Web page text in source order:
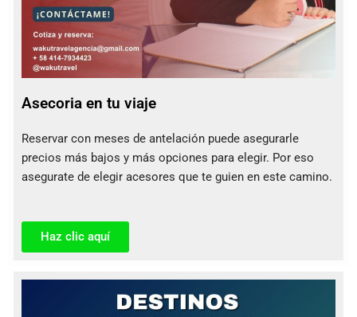
Asecoria en tu viaje
Reservar con meses de antelación puede asegurarle
precios más bajos y más opciones para elegir. Por eso
asegurate de elegir acesores que te guien en este camino.
Haz clic aquí